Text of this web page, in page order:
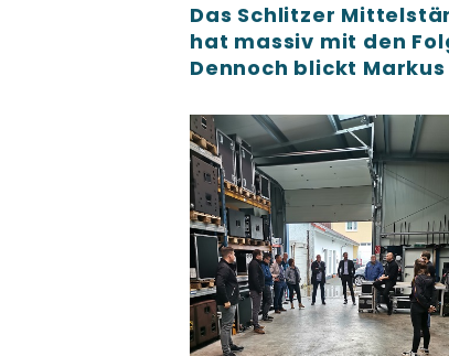
Das Schlitzer
hat massiv mit den
Dennoch blickt